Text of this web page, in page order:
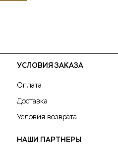
УСЛОВИЯ ЗАКАЗА
Оплата
Доставка
Условия возврата
НАШИ ПАРТНЕРЫ